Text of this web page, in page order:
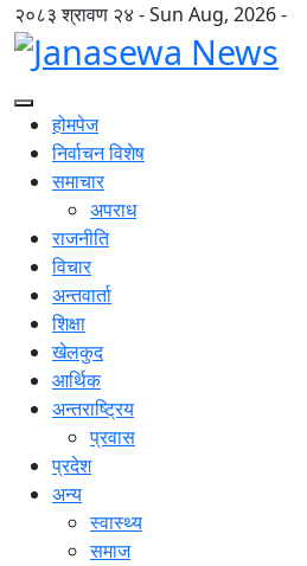
२०८३ श्रावण २४ - Sun Aug, 2026 -
होमपेज
निर्वाचन विशेष
समाचार
अपराध
राजनीति
विचार
अन्तवार्ता
शिक्षा
खेलकुद
आर्थिक
अन्तराष्ट्रिय
प्रवास
प्रदेश
अन्य
स्वास्थ्य
समाज